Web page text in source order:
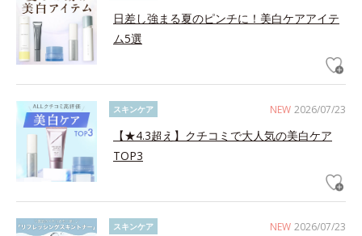
日差し強まる夏のピンチに！美白ケアアイテ
ム5選
NEW 2026/07/23
スキンケア
【★4.3超え】クチコミで大人気の美白ケア
TOP3
NEW 2026/07/23
スキンケア